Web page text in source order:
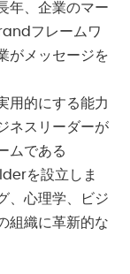
年、企業のマー
フレームワ
がメッセージを
用的にする能力
ネスリーダーが
ムである
を設立しま
、心理学、ビジ
組織に革新的な